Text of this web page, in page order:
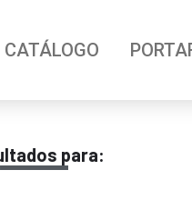
CATÁLOGO
para: